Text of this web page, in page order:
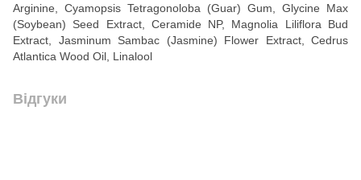
Arginine, Cyamopsis Tetragonoloba (Guar) Gum, Glycine Max
(Soybean) Seed Extract, Ceramide NP, Magnolia Liliflora Bud
Extract, Jasminum Sambac (Jasmine) Flower Extract, Cedrus
Atlantica Wood Oil, Linalool
Відгуки